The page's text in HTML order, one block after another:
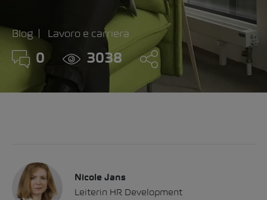
Blog Lavoro e carriera
0 3038
Nicole Jans
Leiterin HR Development